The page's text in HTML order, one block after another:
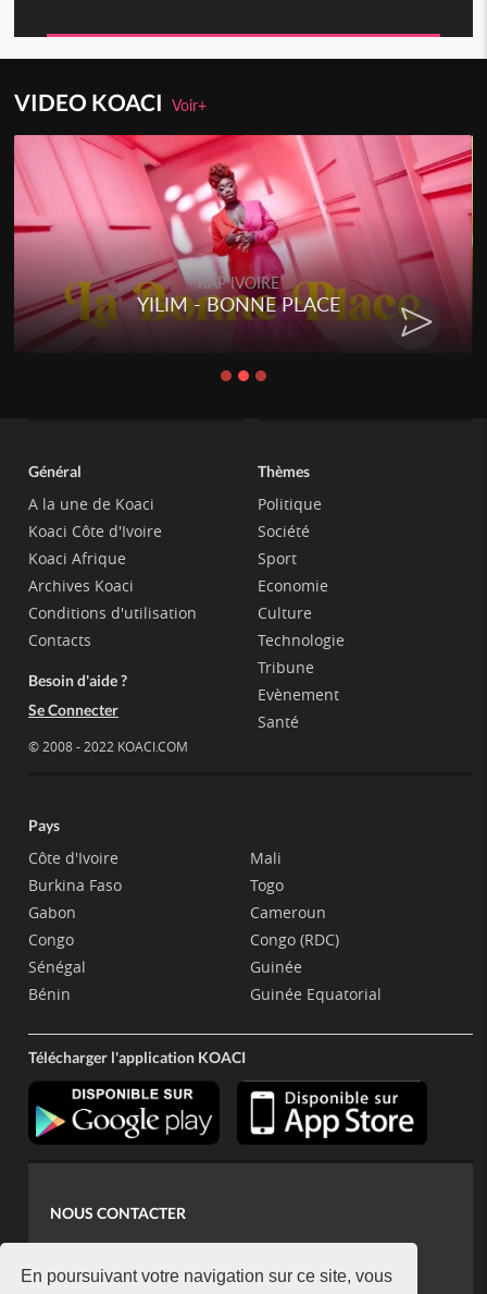
En poursuivant votre navigation sur ce site, vous
VIDEO KOACIVoir+
RAP IVOIRE
YILIM - BONNE PLACE
Général
A la une de Koaci
Koaci Côte d'Ivoire
Koaci Afrique
Archives Koaci
Conditions d'utilisation
Contacts
Besoin d'aide ?
Se Connecter
© 2008 - 2022 KOACI.COM
Thèmes
Politique
Société
Sport
Economie
Culture
Technologie
Tribune
Evènement
Santé
Pays
Côte d'Ivoire
Burkina Faso
Gabon
Congo
Sénégal
Bénin
Mali
Togo
Cameroun
Congo (RDC)
Guinée
Guinée Equatorial
Télécharger l'application KOACI
NOUS CONTACTER
koaci@yahoo.fr